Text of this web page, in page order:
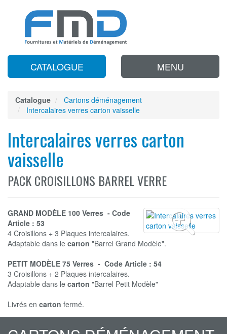
CATALOGUE MENU
Catalogue
Cartons déménagement
Intercalaires verres carton vaisselle
Intercalaires verres carton
vaisselle
PACK CROISILLONS BARREL VERRE
GRAND MODÈLE 100 Verres - Code
Article : 53
4 Croisillons + 3 Plaques intercalaires.
Adaptable dans le carton "Barrel Grand Modèle".
PETIT MODÈLE 75 Verres - Code Article : 54
3 Croisillons + 2 Plaques intercalaires.
Adaptable dans le carton "Barrel Petit Modèle"
Livrés en carton fermé.